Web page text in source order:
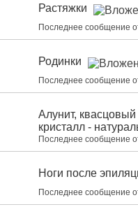
Растяжки
Последнее сообщение
Родинки
Последнее сообщение
Алунит,
кристалл -
Последнее сообщение
Ноги после
Последнее сообщение